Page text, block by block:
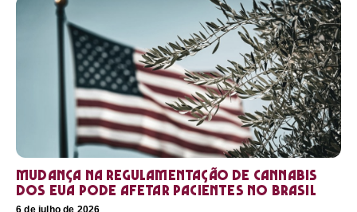
Mudança na regulamentação de cannabis
dos EUA pode afetar pacientes no Brasil
6 de julho de 2026